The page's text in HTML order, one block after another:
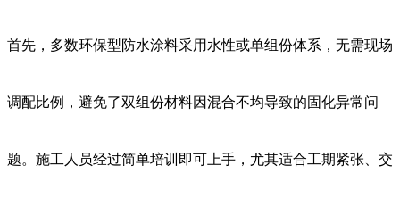
首先，多数环保型防水涂料采用水性或单组份体系，无需现场
调配比例，避免了双组份材料因混合不均导致的固化异常问
题。施工人员经过简单培训即可上手，尤其适合工期紧张、交